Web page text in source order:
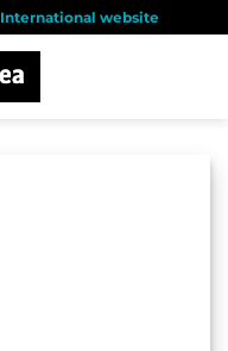
International website